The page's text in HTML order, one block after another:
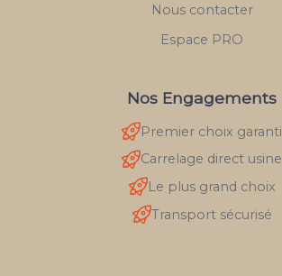
Nous contacter
Espace PRO
Nos Engagements
Premier choix garanti
Carrelage direct usine
Le plus grand choix
Transport sécurisé